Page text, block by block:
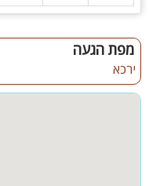
המתחם מושלם לזוגות,
מפת הגעה
ירכא